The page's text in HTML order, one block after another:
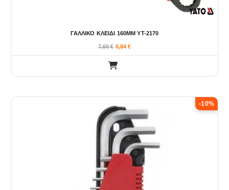
ΓΑΛΛΙΚΟ ΚΛΕΙΔΙ 160ΜΜ YT-2170
7,60€ 6,84€
-10%